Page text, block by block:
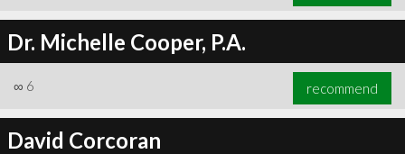
Dr. Michelle Cooper, P.A.
∞ 6 recommend
David Corcoran